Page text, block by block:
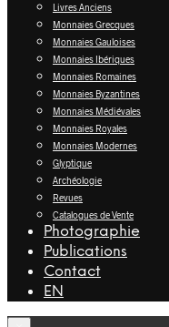
Livres Anciens
Monnaies Grecques
Monnaies Gauloises
Monnaies Ibériques
Monnaies Romaines
Monnaies Byzantines
Monnaies Médiévales
Monnaies Royales
Monnaies Modernes
Glyptique
Archéologie
Revues
Catalogues de Vente
Photographie
Publications
Contact
EN